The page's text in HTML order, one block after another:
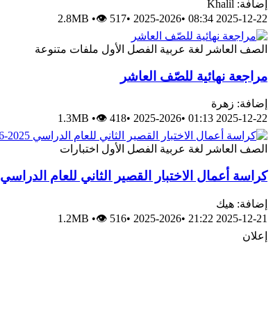
إضافة: Khalil
2025-12-22 08:34
•
2025-2026
•
2.8MB •👁 517
الصف العاشر لغة عربية الفصل الأول ملفات متنوعة
مراجعة نهائية للصّف العاشر
إضافة: زهرة
2025-12-22 01:13
•
2025-2026
•
1.3MB •👁 418
الصف العاشر لغة عربية الفصل الأول اختبارات
كراسة أعمال الاختبار القصير الثاني للعام الدراسي 2025-2026
إضافة: هيك
2025-12-21 21:22
•
2025-2026
•
1.2MB •👁 516
إعلان